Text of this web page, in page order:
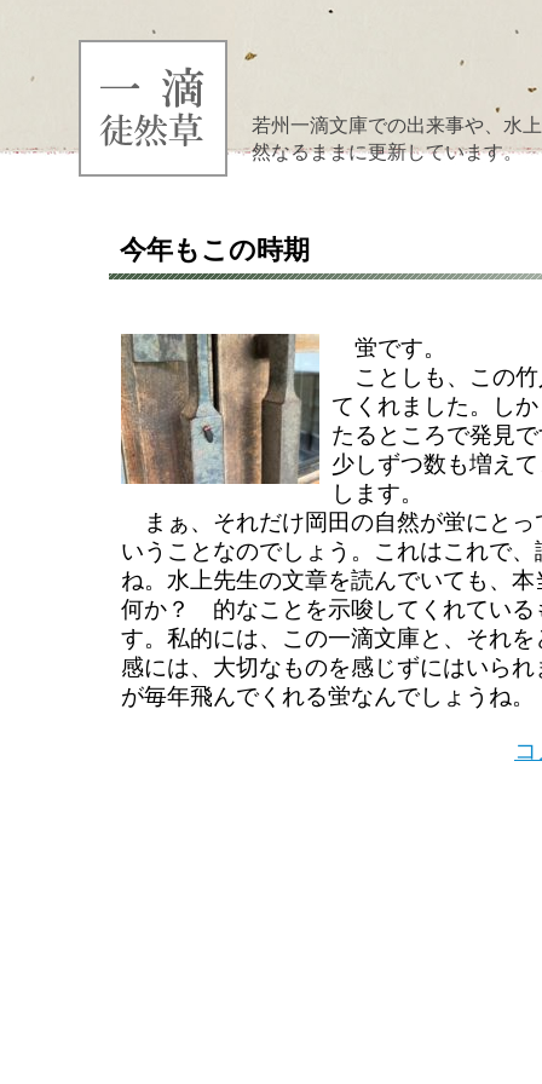
若州一滴文庫での出来事や、水
然なるままに更新しています。
今年もこの時期
蛍です。
ことしも、この竹
てくれました。し
たるところで発見
少しずつ数も増え
します。
まぁ、それだけ岡田の自然が蛍にとっ
いうことなのでしょう。これはこれで
ね。水上先生の文章を読んでいても、
何か？ 的なことを示唆してくれている
す。私的には、この一滴文庫と、それ
感には、大切なものを感じずにはいら
が毎年飛んでくれる蛍なんでしょうね。